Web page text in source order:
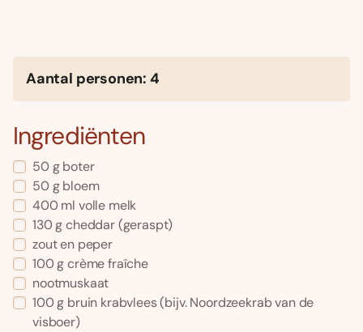
Aantal personen: 4
Ingrediënten
50 g boter
50 g bloem
400 ml volle melk
130 g cheddar (geraspt)
zout en peper
100 g crème fraîche
nootmuskaat
100 g bruin krabvlees (bijv. Noordzeekrab van de
visboer)